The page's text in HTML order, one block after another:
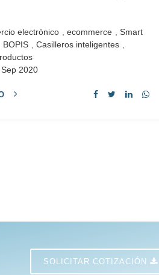
electrónico ,ecommerce ,Smart
BOPIS ,Casilleros inteligentes
Sep 2020
SOLICITAR COTIZACIÓN